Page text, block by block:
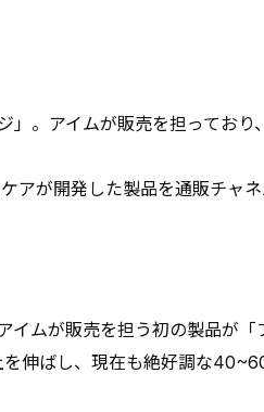
。アイムが販売を担っており
アが開発した製品を通販チャ
イムが販売を担う初の製品が
伸ばし、現在も絶好調な